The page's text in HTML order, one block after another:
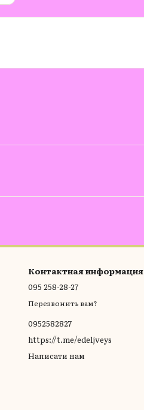
Контактная информация
095 258-28-27
Перезвонить вам?
0952582827
https://t.me/edeljveys
Написати нам